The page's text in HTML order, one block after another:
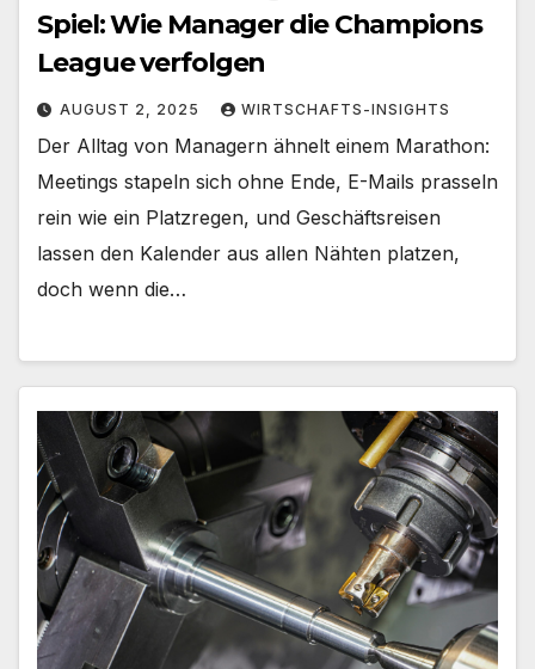
Spiel: Wie Manager die Champions
League verfolgen
AUGUST 2, 2025 WIRTSCHAFTS-INSIGHTS
Der Alltag von Managern ähnelt einem Marathon:
Meetings stapeln sich ohne Ende, E-Mails prasseln
rein wie ein Platzregen, und Geschäftsreisen
lassen den Kalender aus allen Nähten platzen,
doch wenn die…